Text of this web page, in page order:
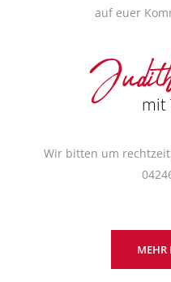
auf euer
mit
Wir bitten um
MEHR